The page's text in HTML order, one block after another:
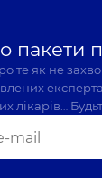
пакети
те як не
лікарів…